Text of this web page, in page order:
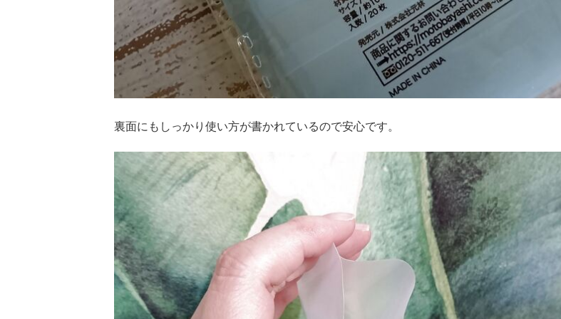
裏面にもしっかり使い方が書かれているので安心です。